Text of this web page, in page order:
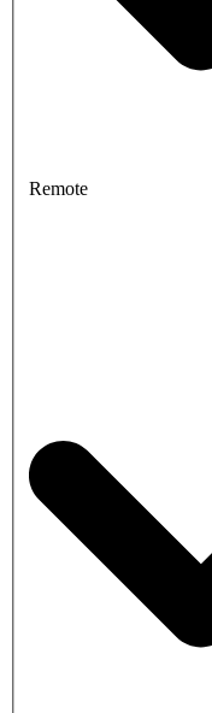
Remote